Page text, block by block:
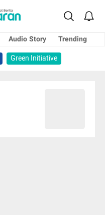
Audio Story
Trending
Green Initiative